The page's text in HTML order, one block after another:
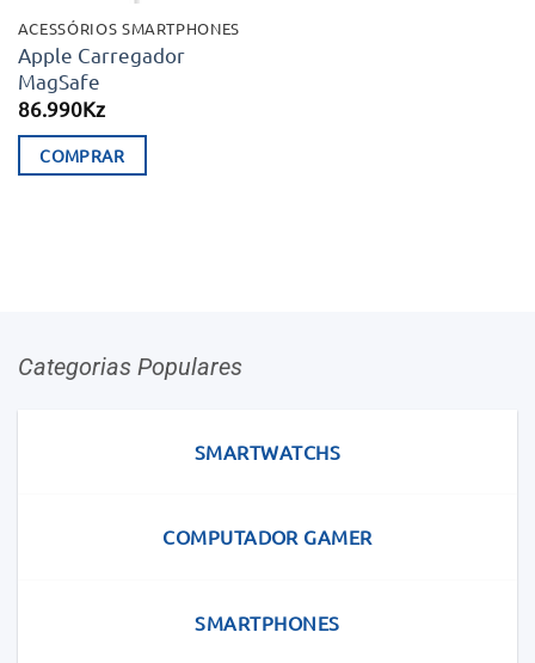
ACESSÓRIOS SMARTPHONES
Apple Carregador
MagSafe
86.990Kz
COMPRAR
Categorias Populares
SMARTWATCHS
COMPUTADOR GAMER
SMARTPHONES